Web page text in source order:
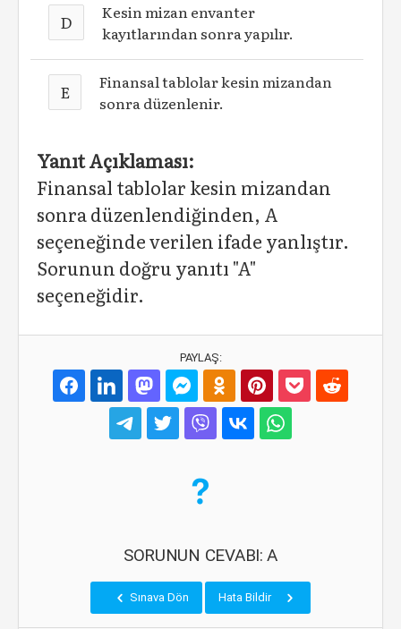
D
Kesin mizan envanter
kayıtlarından sonra yapılır.
E
Finansal tablolar kesin mizandan
sonra düzenlenir.
Yanıt Açıklaması:
Finansal tablolar kesin mizandan
sonra düzenlendiğinden, A
seçeneğinde verilen ifade yanlıştır.
Sorunun doğru yanıtı "A"
seçeneğidir.
PAYLAŞ:
SORUNUN CEVABI: A
Sınava Dön Hata Bildir